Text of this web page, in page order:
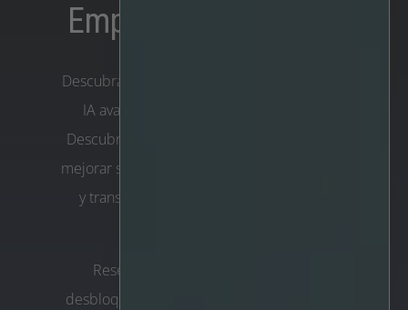
Empiece hoy mismo
Descubra el poder del análisis de vídeo con
IA avanzada con la plataforma IRIS+™.
Descubra cómo nuestra plataforma puede
mejorar su seguridad, aumentar la eficiencia
y transformar los procesos de toma de
Reserve una demostración ahora y
desbloquee el potencial de IRIS+™ para su